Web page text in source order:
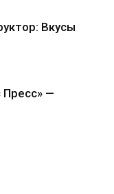
Вкусы
Пресс» —